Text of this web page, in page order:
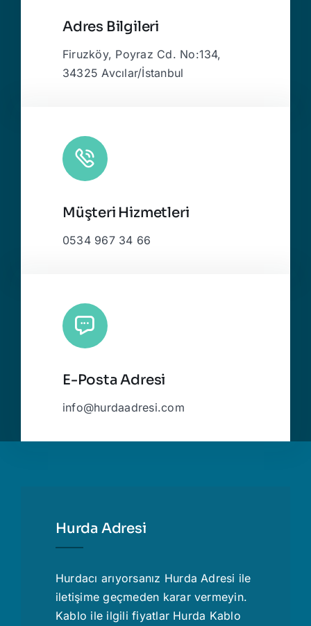
Adres Bilgileri
Firuzköy, Poyraz Cd. No:134,
34325 Avcılar/İstanbul
Müşteri Hizmetleri
0534 967 34 66
E-Posta Adresi
info@hurdaadresi.com
Hurda Adresi
Hurdacı arıyorsanız Hurda Adresi ile
iletişime geçmeden karar vermeyin.
Kablo ile ilgili fiyatlar Hurda Kablo